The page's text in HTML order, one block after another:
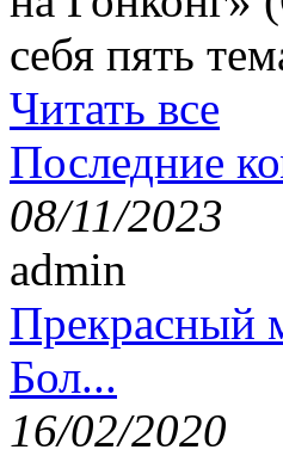
себя пять
Читать все
Последние
08/11/2023
admin
Прекрасный
Бол...
16/02/2020